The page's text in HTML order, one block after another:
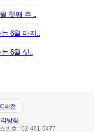
첫째 주 ..
6월 마지..
6월 셋..
버전
방침
번호 : 02-461-5477